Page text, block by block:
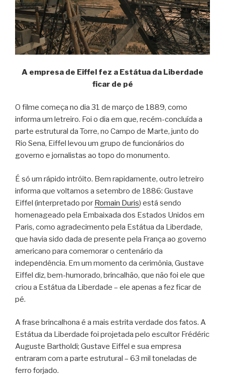
A empresa de Eiffel fez a Estátua da Liberdade
ficar de pé
O filme começa no dia 31 de março de 1889, como
informa um letreiro. Foi o dia em que, recém-concluída a
parte estrutural da Torre, no Campo de Marte, junto do
Rio Sena, Eiffel levou um grupo de funcionários do
governo e jornalistas ao topo do monumento.
É só um rápido intróito. Bem rapidamente, outro letreiro
informa que voltamos a setembro de 1886: Gustave
Eiffel (interpretado por Romain Duris) está sendo
homenageado pela Embaixada dos Estados Unidos em
Paris, como agradecimento pela Estátua da Liberdade,
que havia sido dada de presente pela França ao governo
americano para comemorar o centenário da
independência. Em um momento da cerimônia, Gustave
Eiffel diz, bem-humorado, brincalhão, que não foi ele que
criou a Estátua da Liberdade – ele apenas a fez ficar de
pé.
A frase brincalhona é a mais estrita verdade dos fatos. A
Estátua da Liberdade foi projetada pelo escultor Frédéric
Auguste Bartholdi; Gustave Eiffel e sua empresa
entraram com a parte estrutural – 63 mil toneladas de
ferro forjado.